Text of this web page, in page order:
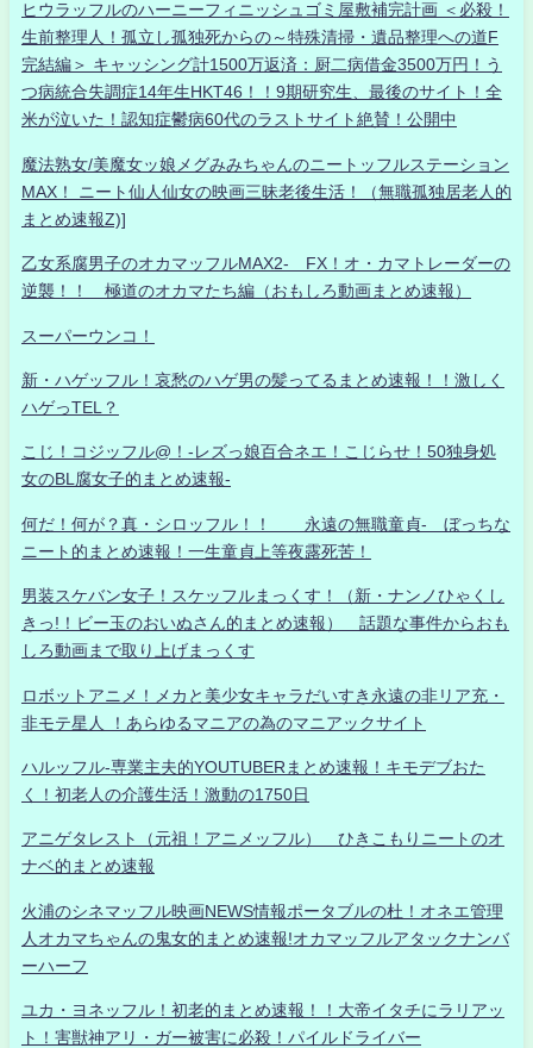
ヒウラッフルのハーニーフィニッシュゴミ屋敷補完計画 ＜必殺！
生前整理人！孤立し孤独死からの～特殊清掃・遺品整理への道F
完結編＞ キャッシング計1500万返済：厨二病借金3500万円！う
つ病統合失調症14年生HKT46！！9期研究生、最後のサイト！全
米が泣いた！認知症鬱病60代のラストサイト絶賛！公開中
魔法熟女/美魔女ッ娘メグみみちゃんのニートッフルステーション
MAX！ ニート仙人仙女の映画三昧老後生活！（無職孤独居老人的
まとめ速報Z)]
乙女系腐男子のオカマッフルMAX2- FX！オ・カマトレーダーの
逆襲！！ 極道のオカマたち編（おもしろ動画まとめ速報）
スーパーウンコ！
新・ハゲッフル！哀愁のハゲ男の髪ってるまとめ速報！！激しく
ハゲっTEL？
こじ！コジッフル@！-レズっ娘百合ネエ！こじらせ！50独身処
女のBL腐女子的まとめ速報-
何だ！何が？真・シロッフル！！ 永遠の無職童貞- ぼっちな
ニート的まとめ速報！一生童貞上等夜露死苦！
男装スケバン女子！スケッフルまっくす！（新・ナンノひゃくし
きっ!！ビー玉のおいぬさん的まとめ速報） 話題な事件からおも
しろ動画まで取り上げまっくす
ロボットアニメ！メカと美少女キャラだいすき永遠の非リア充・
非モテ星人 ！あらゆるマニアの為のマニアックサイト
ハルッフル-専業主夫的YOUTUBERまとめ速報！キモデブおた
く！初老人の介護生活！激動の1750日
アニゲタレスト（元祖！アニメッフル） ひきこもりニートのオ
ナベ的まとめ速報
火浦のシネマッフル映画NEWS情報ポータブルの杜！オネエ管理
人オカマちゃんの鬼女的まとめ速報!オカマッフルアタックナンバ
ーハーフ
ユカ・ヨネッフル！初老的まとめ速報！！大帝イタチにラリアッ
ト！害獣神アリ・ガー被害に必殺！パイルドライバー